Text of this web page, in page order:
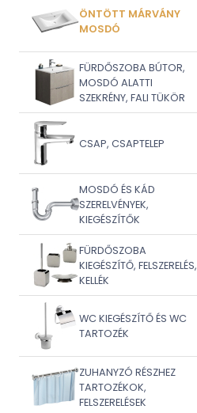
ÖNTÖTT MÁRVÁNY
MOSDÓ
FÜRDŐSZOBA BÚTOR,
MOSDÓ ALATTI
SZEKRÉNY, FALI TÜKÖR
CSAP, CSAPTELEP
MOSDÓ ÉS KÁD
SZERELVÉNYEK,
KIEGÉSZÍTŐK
FÜRDŐSZOBA
KIEGÉSZÍTŐ, FELSZERELÉS,
KELLÉK
WC KIEGÉSZÍTŐ ÉS WC
TARTOZÉK
ZUHANYZÓ RÉSZHEZ
TARTOZÉKOK,
FELSZERELÉSEK